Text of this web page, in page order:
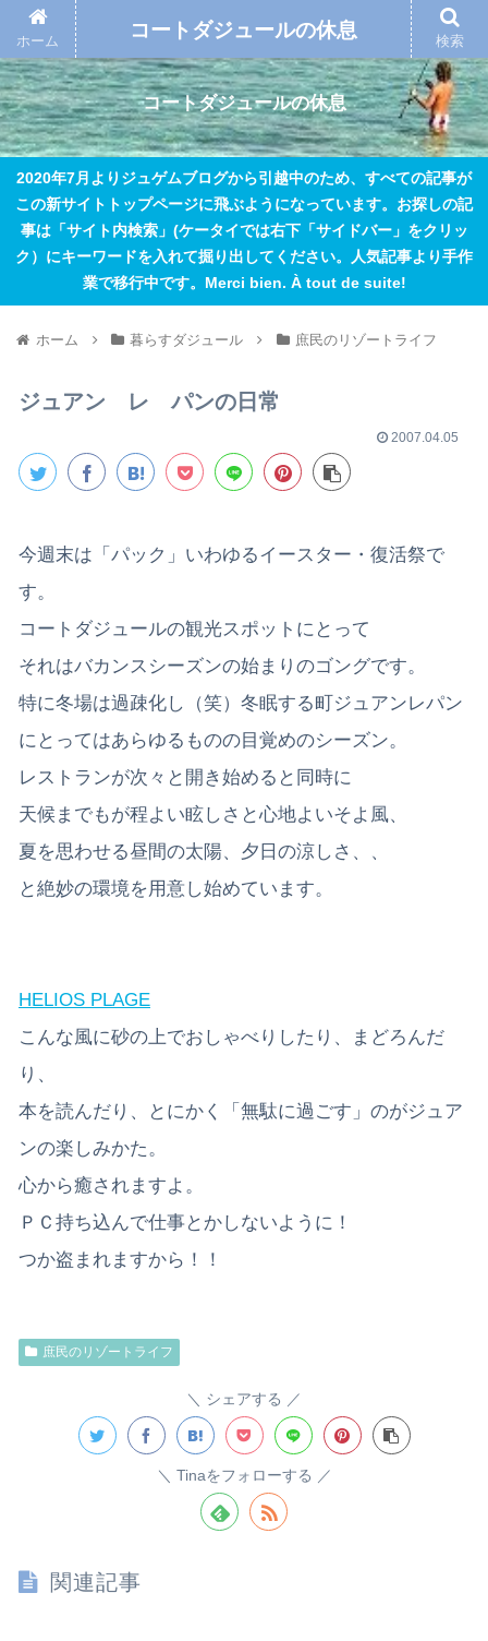
コートダジュールの休息
2020年7月よりジュゲムブログから引越中のため、すべての記事が
この新サイトトップページに飛ぶようになっています。お探しの記
事は「サイト内検索」(ケータイでは右下「サイドバー」をクリッ
ク）にキーワードを入れて掘り出してください。人気記事より手作
業で移行中です。Merci bien. À tout de suite!
ホーム 暮らすダジュール 庶民のリゾートライフ
ジュアン レ パンの日常
2007.04.05
今週末は「パック」いわゆるイースター・復活祭で
す。
コートダジュールの観光スポットにとって
それはバカンスシーズンの始まりのゴングです。
特に冬場は過疎化し（笑）冬眠する町ジュアンレパン
にとってはあらゆるものの目覚めのシーズン。
レストランが次々と開き始めると同時に
天候までもが程よい眩しさと心地よいそよ風、
夏を思わせる昼間の太陽、夕日の涼しさ、、
と絶妙の環境を用意し始めています。
HELIOS PLAGE
こんな風に砂の上でおしゃべりしたり、まどろんだ
り、
本を読んだり、とにかく「無駄に過ごす」のがジュア
ンの楽しみかた。
心から癒されますよ。
ＰＣ持ち込んで仕事とかしないように！
つか盗まれますから！！
庶民のリゾートライフ
シェアする
Tinaをフォローする
関連記事
ホーム コートダジュールの休息 検索